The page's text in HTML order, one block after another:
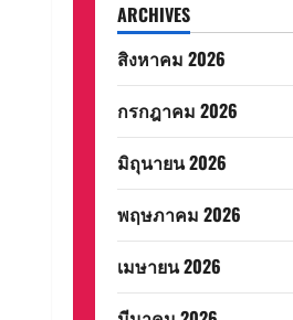
ARCHIVES
สิงหาคม 2026
กรกฎาคม 2026
มิถุนายน 2026
พฤษภาคม 2026
เมษายน 2026